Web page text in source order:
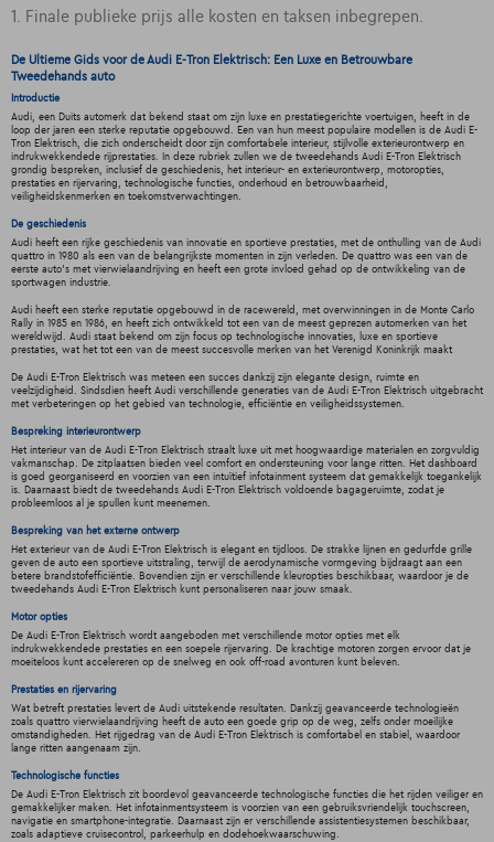
1. Finale publieke prijs alle kosten en taksen inbegrepen.
De Ultieme Gids voor de Audi E-Tron Elektrisch: Een Luxe en Betrouwbare
Tweedehands auto
Introductie
Audi, een Duits automerk dat bekend staat om zijn luxe en prestatiegerichte voertuigen, heeft in de
loop der jaren een sterke reputatie opgebouwd. Een van hun meest populaire modellen is de Audi E-
Tron Elektrisch, die zich onderscheidt door zijn comfortabele interieur, stijlvolle exterieurontwerp en
indrukwekkendede rijprestaties. In deze rubriek zullen we de tweedehands Audi E-Tron Elektrisch
grondig bespreken, inclusief de geschiedenis, het interieur- en exterieurontwerp, motoropties,
prestaties en rijervaring, technologische functies, onderhoud en betrouwbaarheid,
veiligheidskenmerken en toekomstverwachtingen.
De geschiedenis
Audi heeft een rijke geschiedenis van innovatie en sportieve prestaties, met de onthulling van de Audi
quattro in 1980 als een van de belangrijkste momenten in zijn verleden. De quattro was een van de
eerste auto's met vierwielaandrijving en heeft een grote invloed gehad op de ontwikkeling van de
sportwagen industrie.
Audi heeft een sterke reputatie opgebouwd in de racewereld, met overwinningen in de Monte Carlo
Rally in 1985 en 1986, en heeft zich ontwikkeld tot een van de meest geprezen automerken van het
wereldwijd. Audi staat bekend om zijn focus op technologische innovaties, luxe en sportieve
prestaties, wat het tot een van de meest succesvolle merken van het Verenigd Koninkrijk maakt
De Audi E-Tron Elektrisch was meteen een succes dankzij zijn elegante design, ruimte en
veelzijdigheid. Sindsdien heeft Audi verschillende generaties van de Audi E-Tron Elektrisch uitgebracht
met verbeteringen op het gebied van technologie, efficiëntie en veiligheidssystemen.
Bespreking interieurontwerp
Het interieur van de Audi E-Tron Elektrisch straalt luxe uit met hoogwaardige materialen en zorgvuldig
vakmanschap. De zitplaatsen bieden veel comfort en ondersteuning voor lange ritten. Het dashboard
is goed georganiseerd en voorzien van een intuïtief infotainment systeem dat gemakkelijk toegankelijk
is. Daarnaast biedt de tweedehands Audi E-Tron Elektrisch voldoende bagageruimte, zodat je
probleemloos al je spullen kunt meenemen.
Bespreking van het externe ontwerp
Het exterieur van de Audi E-Tron Elektrisch is elegant en tijdloos. De strakke lijnen en gedurfde grille
geven de auto een sportieve uitstraling, terwijl de aerodynamische vormgeving bijdraagt aan een
betere brandstofefficiëntie. Bovendien zijn er verschillende kleuropties beschikbaar, waardoor je de
tweedehands Audi E-Tron Elektrisch kunt personaliseren naar jouw smaak.
Motor opties
De Audi E-Tron Elektrisch wordt aangeboden met verschillende motor opties met elk
indrukwekkendede prestaties en een soepele rijervaring. De krachtige motoren zorgen ervoor dat je
moeiteloos kunt accelereren op de snelweg en ook off-road avonturen kunt beleven.
Prestaties en rijervaring
Wat betreft prestaties levert de Audi uitstekende resultaten. Dankzij geavanceerde technologieën
zoals quattro vierwielaandrijving heeft de auto een goede grip op de weg, zelfs onder moeilijke
omstandigheden. Het rijgedrag van de Audi E-Tron Elektrisch is comfortabel en stabiel, waardoor
lange ritten aangenaam zijn.
Technologische functies
De Audi E-Tron Elektrisch zit boordevol geavanceerde technologische functies die het rijden veiliger en
gemakkelijker maken. Het infotainmentsysteem is voorzien van een gebruiksvriendelijk touchscreen,
navigatie en smartphone-integratie. Daarnaast zijn er verschillende assistentiesystemen beschikbaar,
zoals adaptieve cruisecontrol, parkeerhulp en dodehoekwaarschuwing.